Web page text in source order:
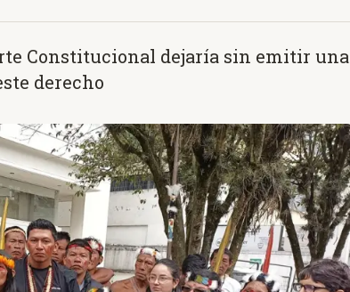
Constitucional dejaría sin emitir una
derecho